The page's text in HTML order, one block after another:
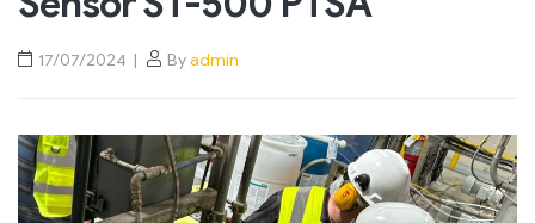
17/07/2024 Byadmin